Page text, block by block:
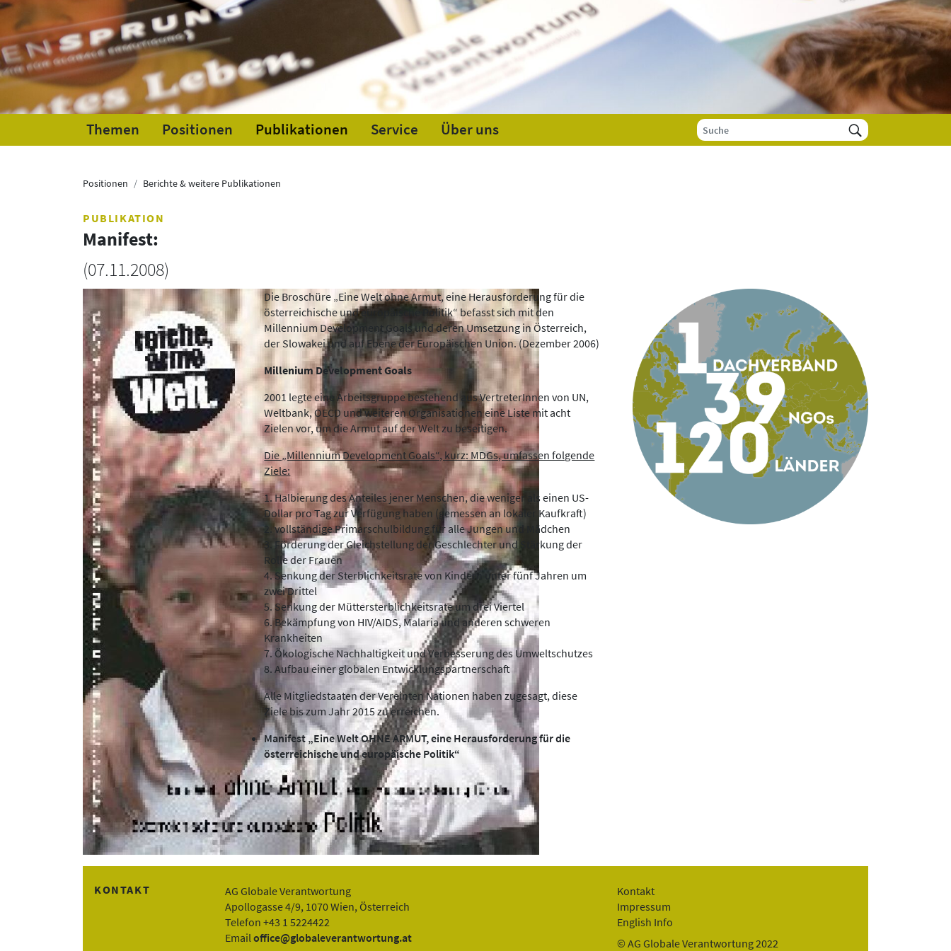
Themen Positionen Publikationen Service Über uns
Positionen Berichte & weitere Publikationen
PUBLIKATION
Manifest:
(07.11.2008)
Die Broschüre „Eine Welt ohne Armut, eine Herausforderung für die
österreichische und europäische Politik“ befasst sich mit den
Millennium Development Goals und deren Umsetzung in Österreich,
der Slowakei und auf Ebene der Europäischen Union. (Dezember 2006)
Millenium Development Goals
2001 legte eine Arbeitsgruppe bestehend aus VertreterInnen von UN,
Weltbank, OECD und weiteren Organisationen eine Liste mit acht
Zielen vor, um die Armut auf der Welt zu beseitigen.
Die „Millennium Development Goals“, kurz: MDGs, umfassen folgende
Ziele:
1. Halbierung des Anteiles jener Menschen, die weniger als einen US-
Dollar pro Tag zur Verfügung haben (gemessen an lokaler Kaufkraft)
2. vollständige Primarschulbildung für alle Jungen und Mädchen
3. Förderung der Gleichstellung der Geschlechter und Stärkung der
Rolle der Frauen
4. Senkung der Sterblichkeitsrate von Kindern unter fünf Jahren um
zwei Drittel
5. Senkung der Müttersterblichkeitsrate um drei Viertel
6. Bekämpfung von HIV/AIDS, Malaria und anderen schweren
Krankheiten
7. Ökologische Nachhaltigkeit und Verbesserung des Umweltschutzes
8. Aufbau einer globalen Entwicklungspartnerschaft
Alle Mitgliedstaaten der Vereinten Nationen haben zugesagt, diese
Ziele bis zum Jahr 2015 zu erreichen.
Manifest „Eine Welt OHNE ARMUT, eine Herausforderung für die
österreichische und europäische Politik“
KONTAKT
AG Globale Verantwortung
Apollogasse 4/9, 1070 Wien, Österreich
Telefon +43 1 5224422
Email office@globaleverantwortung.at
Kontakt
Impressum
English Info
© AG Globale Verantwortung 2022